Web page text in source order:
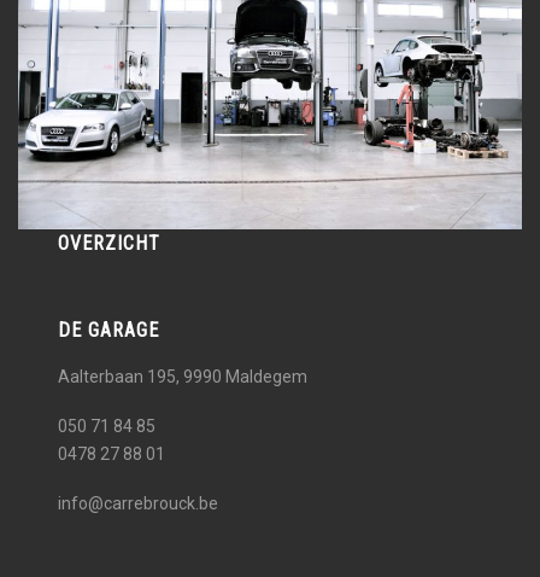
OVERZICHT
DE GARAGE
Aalterbaan 195, 9990 Maldegem
050 71 84 85
0478 27 88 01
info@carrebrouck.be